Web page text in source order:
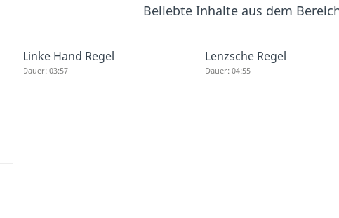
Beliebte Inhalte aus dem
Linke Hand Regel
Dauer: 03:57
Lenzsche Regel
Dauer: 04:55